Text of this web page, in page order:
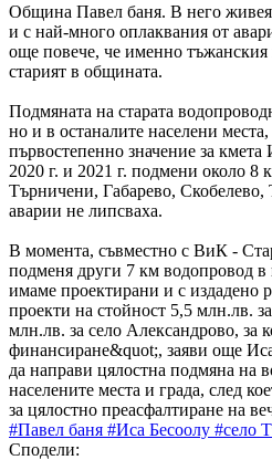
Община Павел баня. В него
и с най-много оплаквания от
още повече, че именно
старият в общината.
Подмяната на старата
но и в останалите населени
първостепенно значение за кмета
2020 г. и 2021 г. подмени около 8
Търничени, Габарево,
аварии не липсваха.
В момента, съвместно с ВиК -
подменя други 7 км водопровод в
имаме проектирани и с издадено
проекти на стойност 5,5 млн.лв.
млн.лв. за село Александрово, за
финансиране&quot;, заяви още
да направи цялостна подмяна на
населените места и града, след
за цялостно преасфалтиране на
#Павел баня #Иса Бесоолу #село
Сподели: